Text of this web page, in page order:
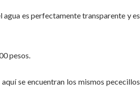
agua es perfectamente transparente y es
pesos.
aquí se encuentran los mismos pececillos